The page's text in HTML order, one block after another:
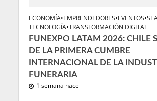
ECONOMÍA•EMPRENDEDORES•EVENTOS•
TECNOLOGÍA•TRANSFORMACIÓN DIGITAL
FUNEXPO LATAM 2026: CHILE
DE LA PRIMERA CUMBRE
INTERNACIONAL DE LA
FUNERARIA
1 semana hace